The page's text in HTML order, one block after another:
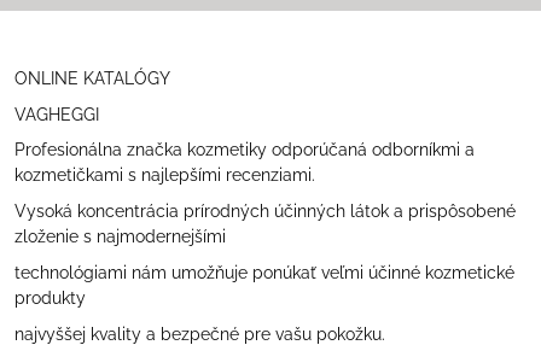
ONLINE KATALÓGY
VAGHEGGI
Profesionálna značka kozmetiky odporúčaná odborníkmi a
kozmetičkami s najlepšími recenziami.
Vysoká koncentrácia prírodných účinných látok a prispôsobené
zloženie s najmodernejšími
technológiami nám umožňuje ponúkať veľmi účinné kozmetické
produkty
najvyššej kvality a bezpečné pre vašu pokožku.